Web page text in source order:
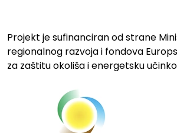
Projekt je sufinanciran od strane
regionalnog razvoja i fondova
za zaštitu okoliša i energetsku